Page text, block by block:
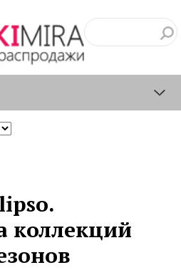
коллекций